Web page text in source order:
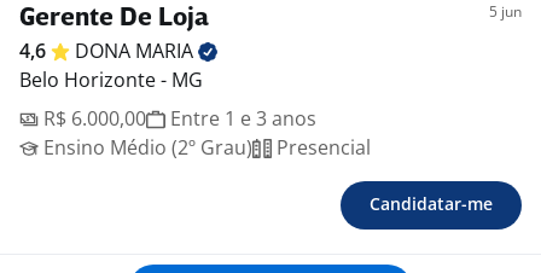
Gerente De Loja 5 jun
4,6 DONA MARIA
Belo Horizonte - MG
R$ 6.000,00
Entre 1 e 3 anos
Ensino Médio (2º Grau)
Presencial
Candidatar-me